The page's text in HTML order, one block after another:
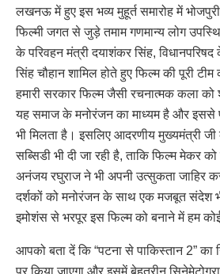
लखनऊ में हुए इस भव्य मुहूर्त समारोह में
फिल्मी जगत से जुड़े तमाम गणमान्य लोग
के परिवहन मंत्री दयाशंकर सिंह,
सिंह चौहान शामिल होते हुए फिल्म की पूरी
हमारी सरकार फिल्म जैसी रचनात्मक कला को
यह समाज के मनोरंजन का माध्यम है और इससे
भी मिलता है। इसलिए आदरणीय मुख्यमंत्री
सब्सिडी भी दी जा रही है, ताकि फिल्म मेकर
अनंजय रघुराज ने भी अपनी उत्सुकता जाहिर
दर्शकों को मनोरंजन के साथ एक मजबूत संदेश
इमोशंस से भरपूर इस फिल्म को बनाने में हम
आपको बता दें कि “पटना से पाकिस्तान 2” का
पर किया जाएगा और इसमें बेहतरीन